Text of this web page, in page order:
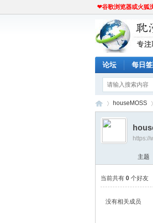
❤谷歌浏览器或火狐
论坛 每日签
›
houseMOSS
https://
主题
当前共有 0 个好友
没有相关成员